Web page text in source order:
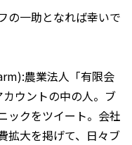
の一助となれば幸いで
農業法人「有限会
ウントの中の人。ブ
ックをツイート。会社
拡大を掲げて、日々ブ